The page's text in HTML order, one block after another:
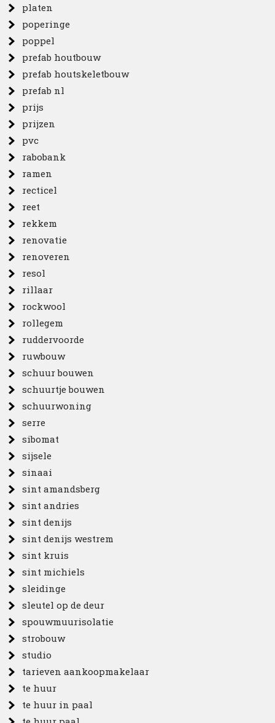
platen
poperinge
poppel
prefab houtbouw
prefab houtskeletbouw
prefab nl
prijs
prijzen
pvc
rabobank
ramen
recticel
reet
rekkem
renovatie
renoveren
resol
rillaar
rockwool
rollegem
ruddervoorde
ruwbouw
schuur bouwen
schuurtje bouwen
schuurwoning
serre
sibomat
sijsele
sinaai
sint amandsberg
sint andries
sint denijs
sint denijs westrem
sint kruis
sint michiels
sleidinge
sleutel op de deur
spouwmuurisolatie
strobouw
studio
tarieven aankoopmakelaar
te huur
te huur in paal